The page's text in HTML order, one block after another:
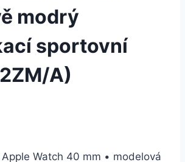
modrý
sportovní
A)
Watch 40 mm • modelová